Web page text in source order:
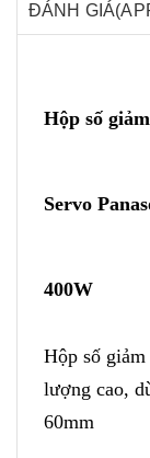
ĐÁNH
Hộp số
Servo
400W
Hộp số
lượng cao,
60mm